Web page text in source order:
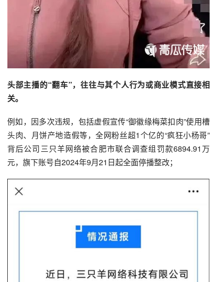
头部主播的“翻车”，往往与其个人行为或商业模式直接相
关。
例如，因多次违规，包括虚假宣传“御徽缘梅菜扣肉”使用槽
头肉、月饼产地造假等，全网粉丝超1个亿的“疯狂小杨哥”
背后公司三只羊网络被合肥市联合调查组罚款6894.91万
元，旗下账号自2024年9月21日起全面停播整改；